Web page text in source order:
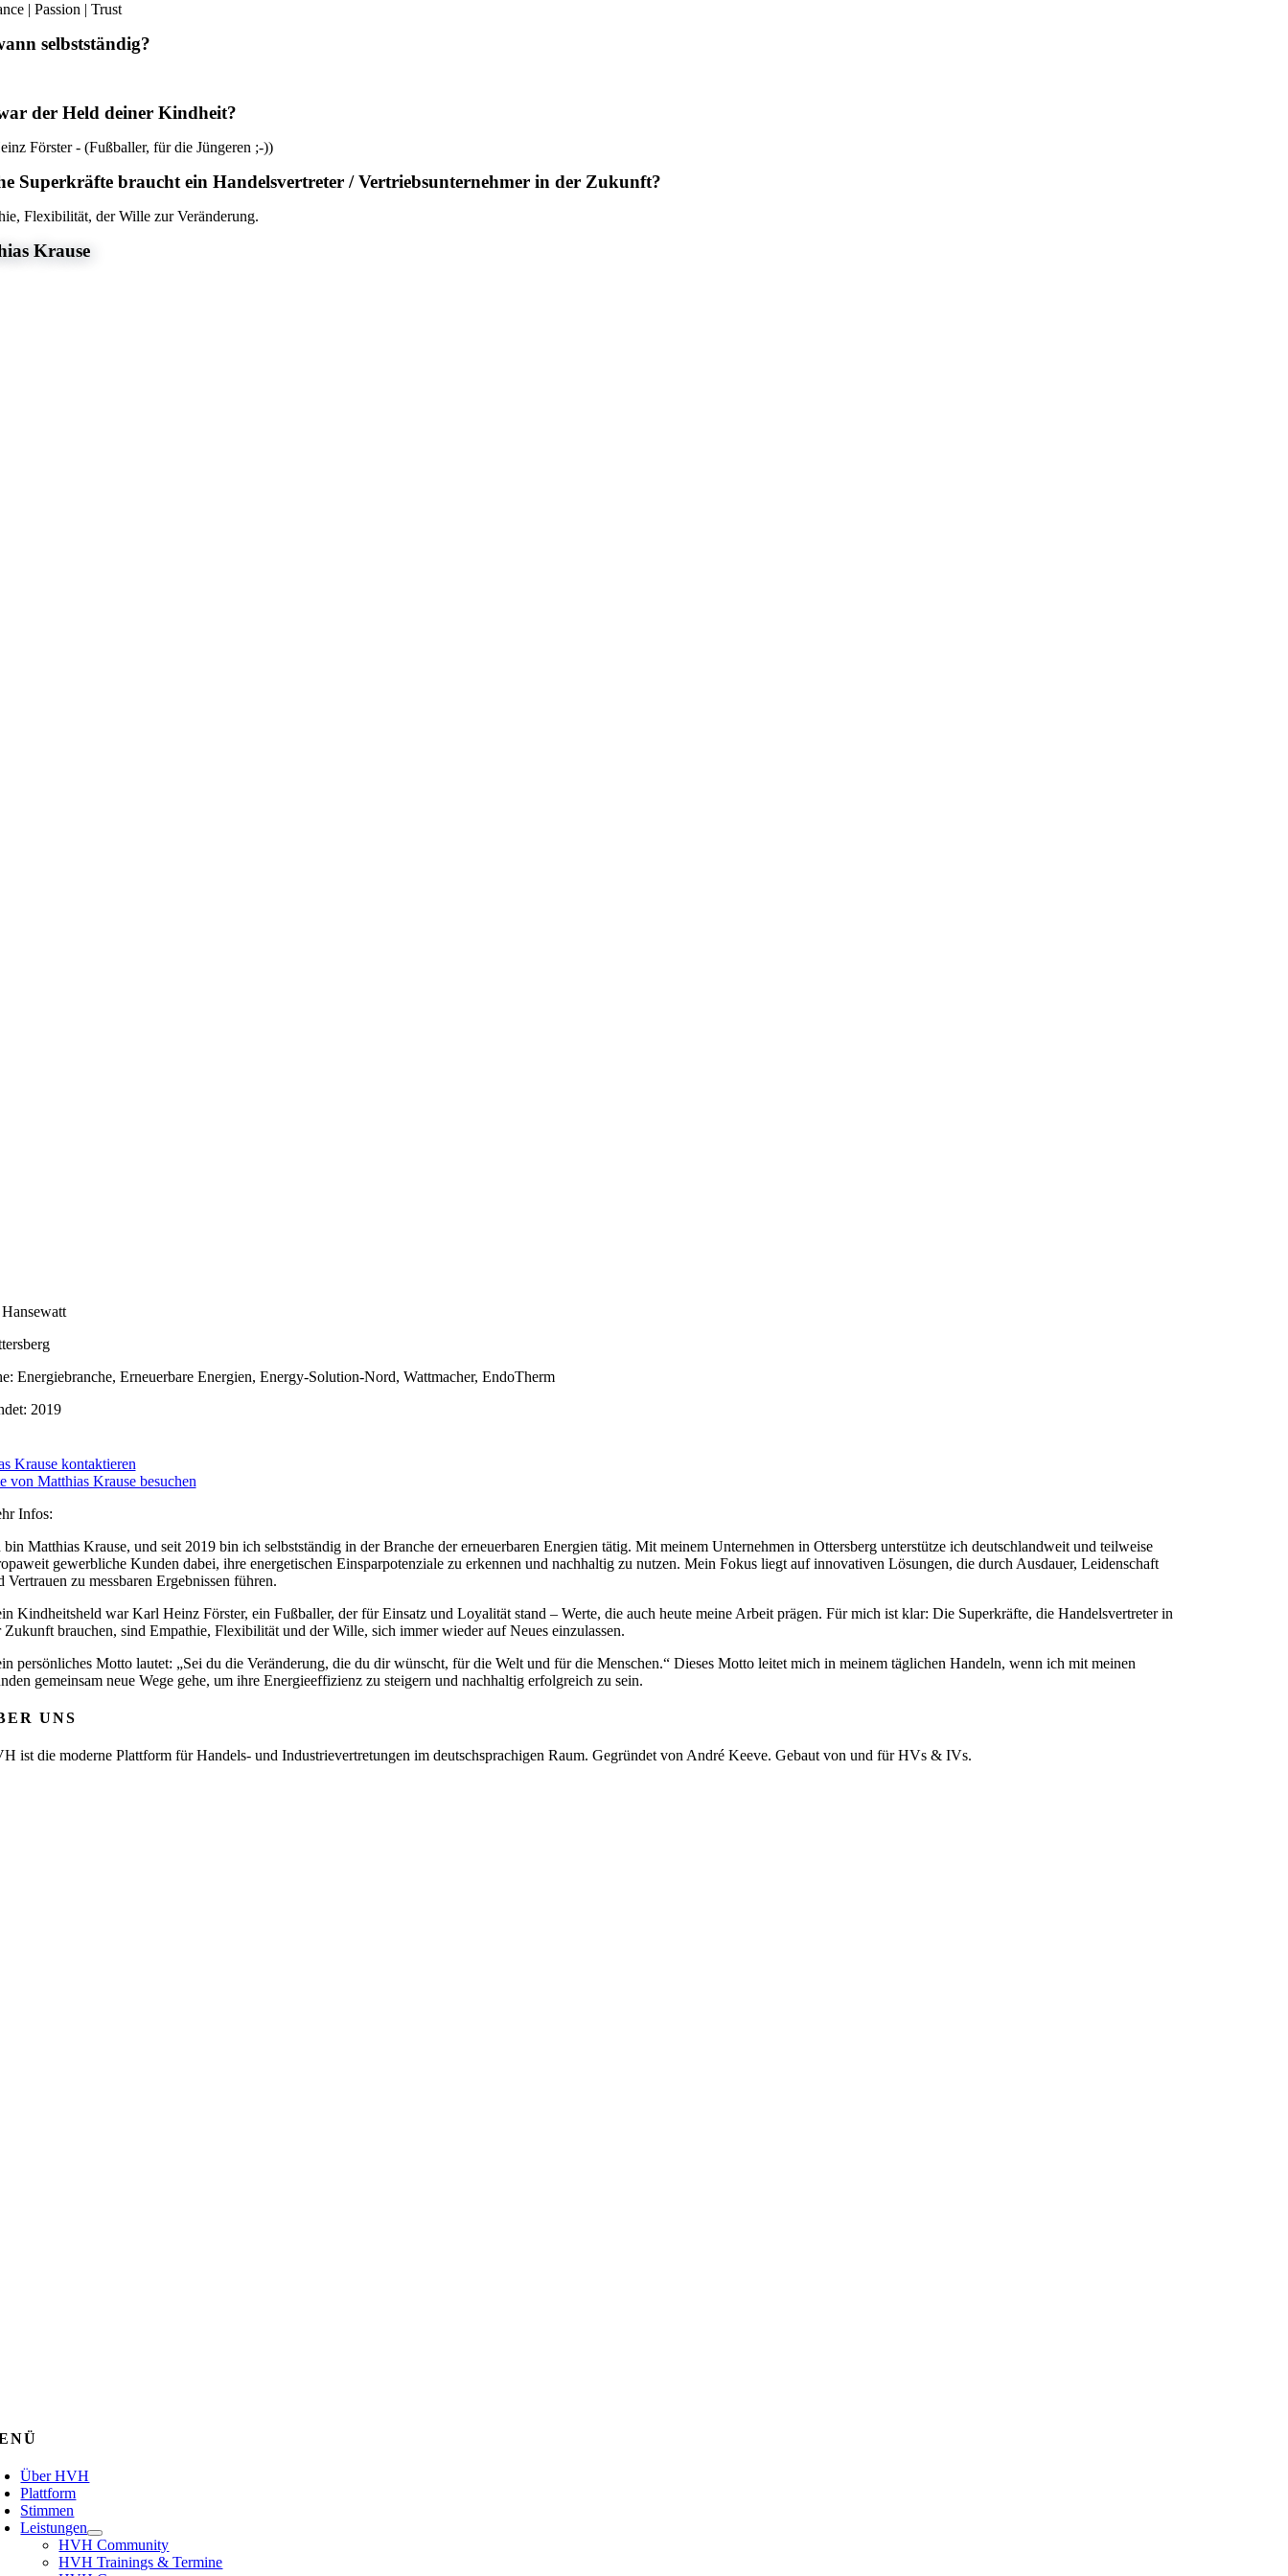
| Passion | Trust
selbstständig?
der Held deiner Kindheit?
Förster - (Fußballer, für die Jüngeren ;-))
Superkräfte braucht ein Handelsvertreter / Vertriebsunternehmer in der Zukunft?
Flexibilität, der Wille zur Veränderung.
Krause
Energiebranche, Erneuerbare Energien, Energy-Solution-Nord, Wattmacher, EndoTherm
2019
Krause kontaktieren
von Matthias Krause besuchen
Infos:
bin Matthias Krause, und seit 2019 bin ich selbstständig in der Branche der erneuerbaren Energien tätig. Mit meinem Unternehmen in Ottersberg unterstütze ich deutschlandweit und teilweise
gewerbliche Kunden dabei, ihre energetischen Einsparpotenziale zu erkennen und nachhaltig zu nutzen. Mein Fokus liegt auf innovativen Lösungen, die durch Ausdauer, Leidenschaft
Vertrauen zu messbaren Ergebnissen führen.
Kindheitsheld war Karl Heinz Förster, ein Fußballer, der für Einsatz und Loyalität stand – Werte, die auch heute meine Arbeit prägen. Für mich ist klar: Die Superkräfte, die Handelsvertreter in
Zukunft brauchen, sind Empathie, Flexibilität und der Wille, sich immer wieder auf Neues einzulassen.
persönliches Motto lautet: „Sei du die Veränderung, die du dir wünscht, für die Welt und für die Menschen.“ Dieses Motto leitet mich in meinem täglichen Handeln, wenn ich mit meinen
gemeinsam neue Wege gehe, um ihre Energieeffizienz zu steigern und nachhaltig erfolgreich zu sein.
UNS
ist die moderne Plattform für Handels- und Industrievertretungen im deutschsprachigen Raum. Gegründet von André Keeve. Gebaut von und für HVs & IVs.
Über HVH
Plattform
Stimmen
Leistungen
HVH Community
HVH Trainings & Termine